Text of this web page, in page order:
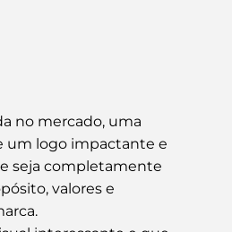
no mercado, uma
um logo impactante e
seja completamente
valores e